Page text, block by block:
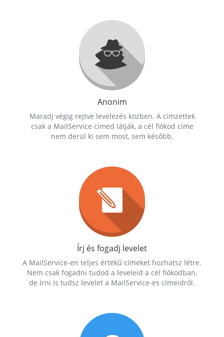
Anonim
Maradj végig rejtve levelezés közben. A címzettek
csak a MailService címed látják, a cél fiókod címe
nem derül ki sem most, sem később.
Írj és fogadj levelet
A MailService-en teljes értékű címeket hozhatsz létre.
Nem csak fogadni tudod a leveleid a cél fiókodban,
de írni is tudsz levelet a MailService-es címeidről.